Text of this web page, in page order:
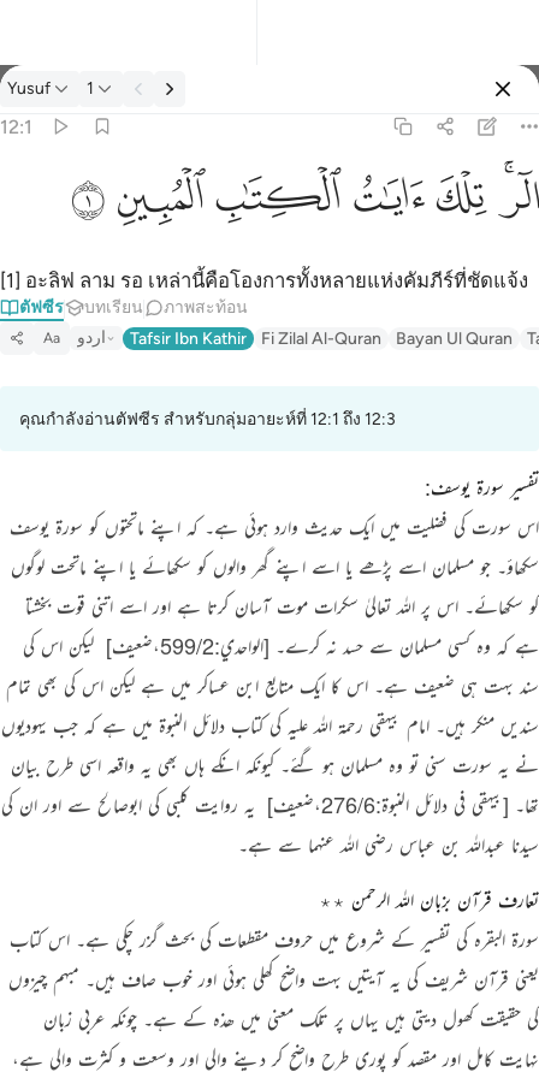
ตัฟซีร: Yusuf 12:1
Yusuf 1
12:1
الر تلك ايات الكتاب المبين ١
الٓر ۚ تِلْكَ ءَايَـٰتُ ٱلْكِتَـٰبِ ٱلْمُبِينِ ١
ﲒﲓﲔﲕﲖﲗﲘ
[1] อะลิฟ ลาม รอ เหล่านี้คือโองการทั้งหลายแห่งคัมภีร์ที่ชัดแจ้ง
ตัฟซีร บทเรียน ภาพสะท้อน
Aa اردو Tafsir Ibn Kathir Fi Zilal Al-Quran Bayan Ul Quran
คุณกำลังอ่านตัฟซีร สำหรับกลุ่มอายะห์ที่ 12:1 ถึง 12:3
تفسیر سورۃ یوسف:
اس سورت کی فضلیت میں ایک حدیث وارد ہوئی ہے۔ کہ اپنے ماتحتوں کو سورۃ یوسف
سکھاؤ۔ جو مسلمان اسے پڑھے یا اسے اپنے گھر والوں کو سکھائے یا اپنے ماتحت لوگوں
کو سکھائے۔ اس پر اللہ تعالیٰ سکرات موت آسان کرتا ہے اور اسے اتنی قوت بخشتا
ہے کہ وہ کسی مسلمان سے حسد نہ کرے۔ [الواحدي:599/2،ضعیف]
‏ لیکن اس کی
سند بہت ہی ضعیف ہے۔ اس کا ایک متابع ابن عساکر میں ہے لیکن اس کی بھی تمام
سندیں منکر ہیں۔ امام بیہقی رحمۃ اللہ علیہ کی کتاب دلائل النبوۃ میں ہے کہ جب یہودیوں
نے یہ سورت سنی تو وہ مسلمان ہو گئے۔ کیونکہ انکے ہاں بھی یہ واقعہ اسی طرح بیان
تھا۔ [بيهقي في دلائل النبوة:276/6،ضعیف]
‏ یہ روایت کلبی کی ابوصالح سے اور ان کی
سیدنا عبداللہ بن عباس رضی اللہ عنہما سے ہے۔
تعارف قرآن بزبان اللہ الرحمن ٭٭
سورۃ البقرہ کی تفسیر کے شروع میں حروف مقطعات کی بحث گزر چکی ہے۔ اس کتاب
یعنی قرآن شریف کی یہ آیتیں بہت واضح کھلی ہوئی اور خوب صاف ہیں۔ مبہم چیزوں
کی حقیقت کھول دیتی ہیں یہاں پر تلک معنی میں ھذہ کے ہے۔ چونکہ عربی زبان
نہایت کامل اور مقصد کو پوری طرح واضح کر دینے والی اور وسعت و کثرت والی ہے،